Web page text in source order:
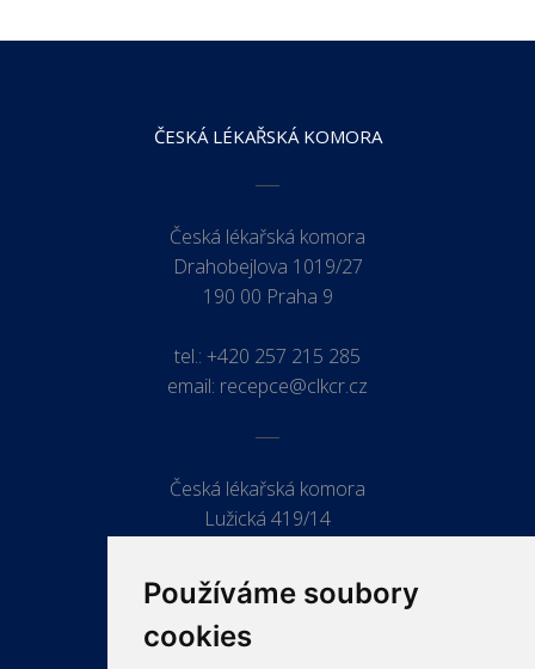
Používáme soubory
cookies
ČESKÁ LÉKAŘSKÁ KOMORA
Česká lékařská komora
Drahobejlova 1019/27
190 00 Praha 9
tel.: +420 257 215 285
email: recepce@clkcr.cz
Česká lékařská komora
Lužická 419/14